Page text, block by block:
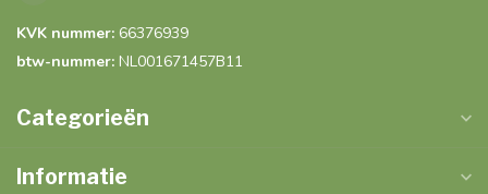
KVK nummer: 66376939
btw-nummer: NL001671457B11
Categorieën
Informatie